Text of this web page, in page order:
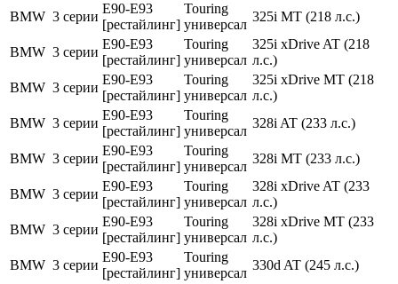
BMW 3 серии
E90-E93
[рестайлинг]
Touring
универсал
325i MT (218 л.с.)
BMW 3 серии
E90-E93
[рестайлинг]
Touring
универсал
325i xDrive AT (218
л.с.)
BMW 3 серии
E90-E93
[рестайлинг]
Touring
универсал
325i xDrive MT (218
л.с.)
BMW 3 серии
E90-E93
[рестайлинг]
Touring
универсал
328i AT (233 л.с.)
BMW 3 серии
E90-E93
[рестайлинг]
Touring
универсал
328i MT (233 л.с.)
BMW 3 серии
E90-E93
[рестайлинг]
Touring
универсал
328i xDrive AT (233
л.с.)
BMW 3 серии
E90-E93
[рестайлинг]
Touring
универсал
328i xDrive MT (233
л.с.)
BMW 3 серии
E90-E93
[рестайлинг]
Touring
универсал
330d AT (245 л.с.)